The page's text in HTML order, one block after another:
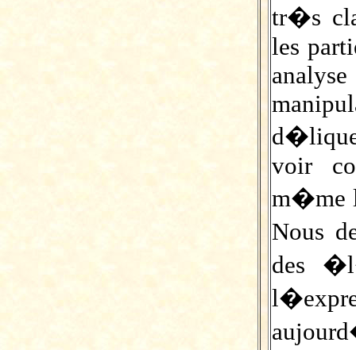
tr�s
les
voir
m�me
Nous
des